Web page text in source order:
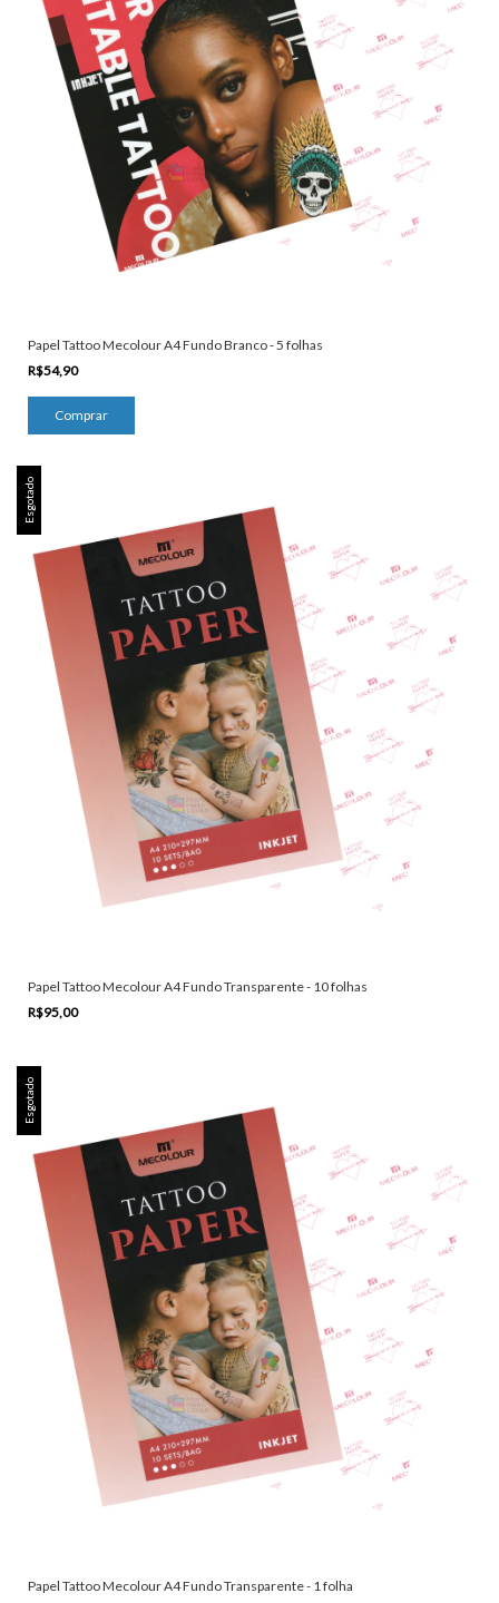
Papel Tattoo Mecolour A4 Fundo Branco - 5 folhas
R$54,90
Esgotado
Papel Tattoo Mecolour A4 Fundo Transparente - 10 folhas
R$95,00
Esgotado
Papel Tattoo Mecolour A4 Fundo Transparente - 1 folha